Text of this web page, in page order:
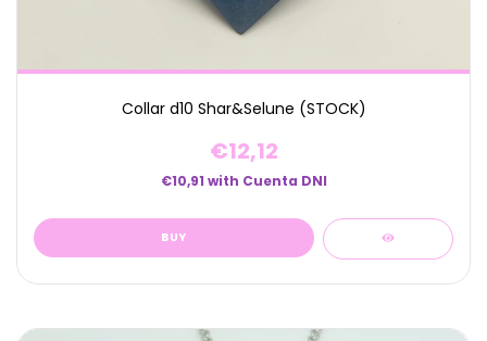
Collar d10 Shar&Selune (STOCK)
€12,12
€10,91 with Cuenta DNI